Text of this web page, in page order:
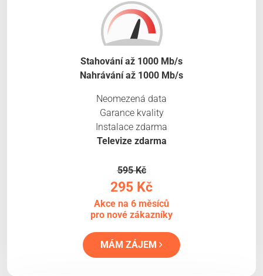
Stahování až 1000 Mb/s
Nahrávání až 1000 Mb/s
Neomezená data
Garance kvality
Instalace zdarma
Televize zdarma
595 Kč
295 Kč
Akce na 6 měsíců
pro nové zákazníky
MÁM ZÁJEM